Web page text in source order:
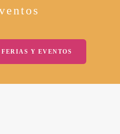
Y EVENTOS